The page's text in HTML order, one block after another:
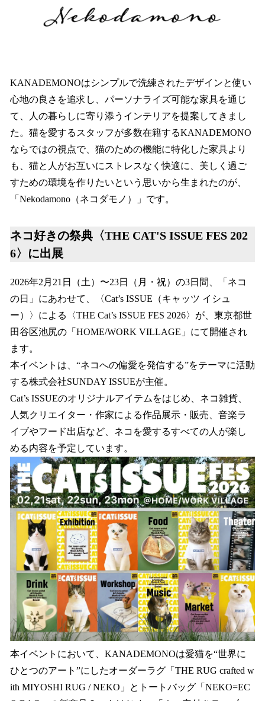
KANADEMONOはシンプルで洗練されたデザインと使い
心地の良さを追求し、パーソナライズ可能な家具を通じ
て、人の暮らしに寄り添うインテリアを提案してきまし
た。猫を愛するスタッフが多数在籍するKANADEMONO
ならではの視点で、猫のための機能に特化した家具より
も、猫と人がお互いにストレスなく快適に、美しく過ご
すための環境を作りたいという思いから生まれたのが、
「Nekodamono（ネコダモノ）」です。
ネコ好きの祭典〈THE CAT'S ISSUE FES 202
6〉に出展
2026年2月21日（土）〜23日（月・祝）の3日間、「ネコ
の日」にあわせて、〈Cat’s ISSUE（キャッツ イシュ
ー）〉による〈THE Cat’s ISSUE FES 2026〉が、東京都世
田谷区池尻の「HOME/WORK VILLAGE」にて開催され
ます。
本イベントは、“ネコへの偏愛を発信する”をテーマに活動
する株式会社SUNDAY ISSUEが主催。
Cat’s ISSUEのオリジナルアイテムをはじめ、ネコ雑貨、
人気クリエイター・作家による作品展示・販売、音楽ラ
イブやフード出店など、ネコを愛するすべての人が楽し
める内容を予定しています。
本イベントにおいて、KANADEMONOは愛猫を“世界に
ひとつのアート”にしたオーダーラグ「THE RUG crafted w
ith MIYOSHI RUG / NEKO」とトートバッグ「NEKO=EC